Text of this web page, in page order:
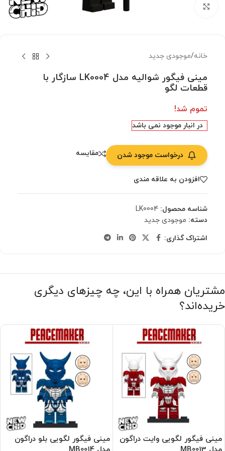
خانه/موجودی جدید
مینی فیگور شوالیه مدل LK0004 سازگار با
قطعات لگو
تموم شد!
در انبار موجود نمی باشد
درخواست موجود شدن مقایسه
افزودن به علاقه مندی
شناسه محصول: LK0004
دسته: موجودی جدید
اشتراک گذاری:
مشتریان همراه با این، چه چیزهای دیگری
خریده‌اند؟
مینی فیگور لگویی وایت دراگون
مینی فیگور لگویی بلو دراگون